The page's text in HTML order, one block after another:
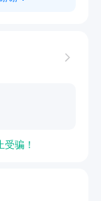
群）
多得；
息真实可
骗！